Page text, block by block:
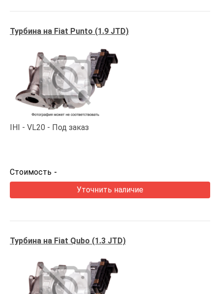
Турбина на Fiat Punto (1.9 JTD)
IHI VL20 Под заказ
Стоимость -
Уточнить наличие
Турбина на Fiat Qubo (1.3 JTD)